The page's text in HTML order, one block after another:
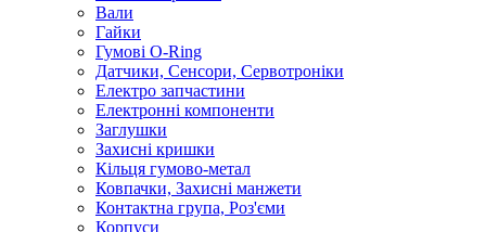
Вали
Гайки
Гумові O-Ring
Датчики, Сенсори, Сервотроніки
Електро запчастини
Електронні компоненти
Заглушки
Захисні кришки
Кільця гумово-метал
Ковпачки, Захисні манжети
Контактна група, Роз'єми
Корпуси